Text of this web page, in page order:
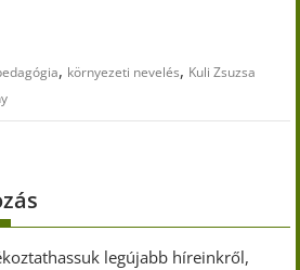
, környezeti nevelés, Kuli Zsuzsa
legújabb híreinkről,